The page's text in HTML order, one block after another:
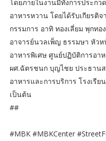
โดยภายในงานมีทั้งการประกว
อาหารหวาน โดยได้รับเกียร
กรรมการ อาทิ ทองเลี่ยม พุกท
อาจารย์นวลเพ็ญ ธรรมษา หัวห
อาหารพิเศษ ศูนย์ปฏิบัติการอ
ผศ.ฉัตรชนก บุญไชย ประธาน
อาหารและการบริการ โรงเรี
เป็นต้น
##
#MBK #MBKCenter